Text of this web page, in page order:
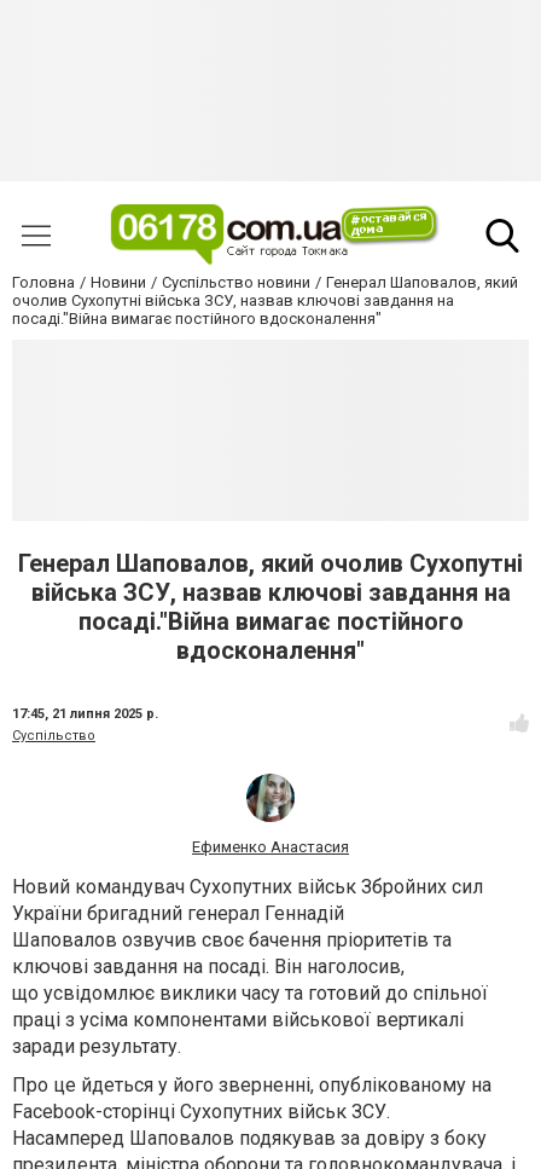
Головна Новини Суспільство новини
Генерал Шаповалов, який
очолив Сухопутні війська ЗСУ, назвав ключові завдання на
посаді."Війна вимагає постійного вдосконалення"
Генерал Шаповалов, який очолив Сухопутні
війська ЗСУ, назвав ключові завдання на
посаді."Війна вимагає постійного
вдосконалення"
17:45, 21 липня 2025 р.
Суспільство
Ефименко Анастасия
Новий командувач Сухопутних військ Збройних сил
України бригадний генерал Геннадій
Шаповалов озвучив своє бачення пріоритетів та
ключові завдання на посаді. Він наголосив,
що усвідомлює виклики часу та готовий до спільної
праці з усіма компонентами військової вертикалі
заради результату.
Про це йдеться у його зверненні, опублікованому на
Facebook-сторінці Сухопутних військ ЗСУ.
Насамперед Шаповалов подякував за довіру з боку